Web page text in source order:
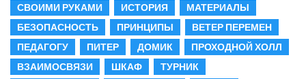
СВОИМИ РУКАМИ
ИСТОРИЯ
МАТЕРИАЛЫ
БЕЗОПАСНОСТЬ
ПРИНЦИПЫ
ВЕТЕР ПЕРЕМЕН
ПЕДАГОГУ
ПИТЕР ДОМИК
ПРОХОДНОЙ ХОЛЛ
ВЗАИМОСВЯЗИ
ШКАФ
ТУРНИК